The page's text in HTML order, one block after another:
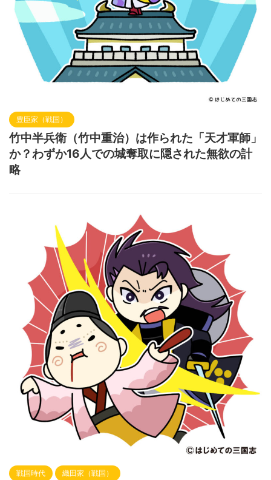
豊臣家（戦国）
竹中半兵衛（竹中重治）は作られた「天才軍師」
か？わずか16人での城奪取に隠された無欲の計
略
戦国時代 織田家（戦国）